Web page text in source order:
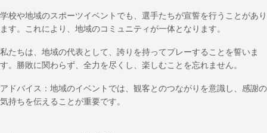
学校や地域のスポーツイベントでも、選手たちが宣誓を行うことがあり
ます。これにより、地域のコミュニティが一体となります。
私たちは、地域の代表として、誇りを持ってプレーすることを誓いま
す。勝敗に関わらず、全力を尽くし、楽しむことを忘れません。
アドバイス：地域のイベントでは、観客とのつながりを意識し、感謝の
気持ちを伝えることが重要です。